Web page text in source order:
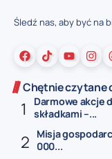
Śledź nas, aby być na
Chętnie czytane
Darmowe akcje
składkami –...
Misja
000...